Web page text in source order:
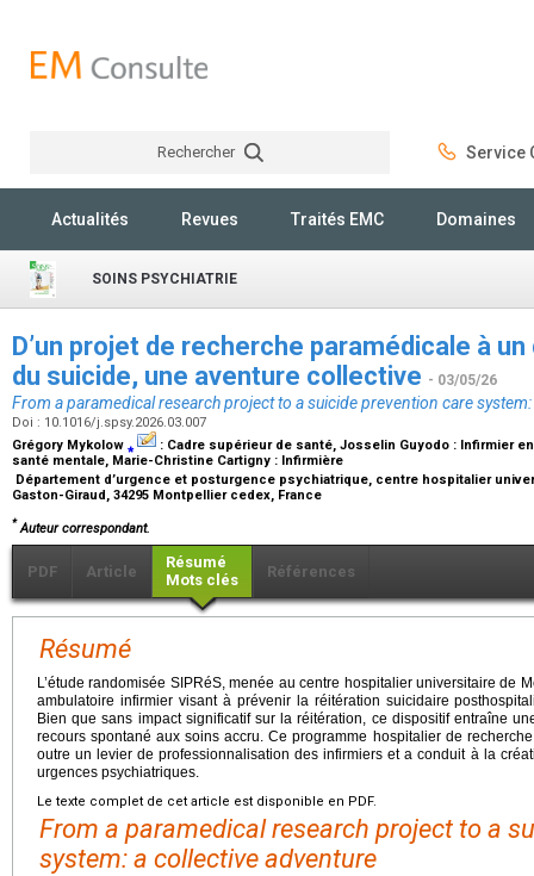
Rechercher Service
Actualités Revues Traités EMC Domaines
SOINS PSYCHIATRIE
D’un projet de recherche paramédicale à
du suicide, une aventure collective - 03/05/26
From a paramedical research project to a suicide prevention care
Doi : 10.1016/j.spsy.2026.03.007
Grégory Mykolow ⁎ : Cadre supérieur de santé, Josselin Guyodo : Infirmier
santé mentale, Marie-Christine Cartigny : Infirmière
Département d’urgence et posturgence psychiatrique, centre hospitalier
Gaston-Giraud, 34295 Montpellier cedex, France
* Auteur correspondant.
PDF Article
Résumé
Mots clés
Références
Résumé
L’étude randomisée SIPRéS, menée au centre hospitalier universitaire de
ambulatoire infirmier visant à prévenir la réitération suicidaire
Bien que sans impact significatif sur la réitération, ce dispositif entraîne
recours spontané aux soins accru. Ce programme hospitalier de
outre un levier de professionnalisation des infirmiers et a conduit à la
urgences psychiatriques.
Le texte complet de cet article est disponible en PDF.
From a paramedical research project to a
system: a collective adventure